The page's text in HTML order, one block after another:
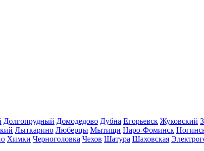
Долгопрудный Домодедово Дубна Егорьевск Жуковский
Лыткарино Люберцы Мытищи Наро-Фоминск
Химки Черноголовка Чехов Шатура Шаховская